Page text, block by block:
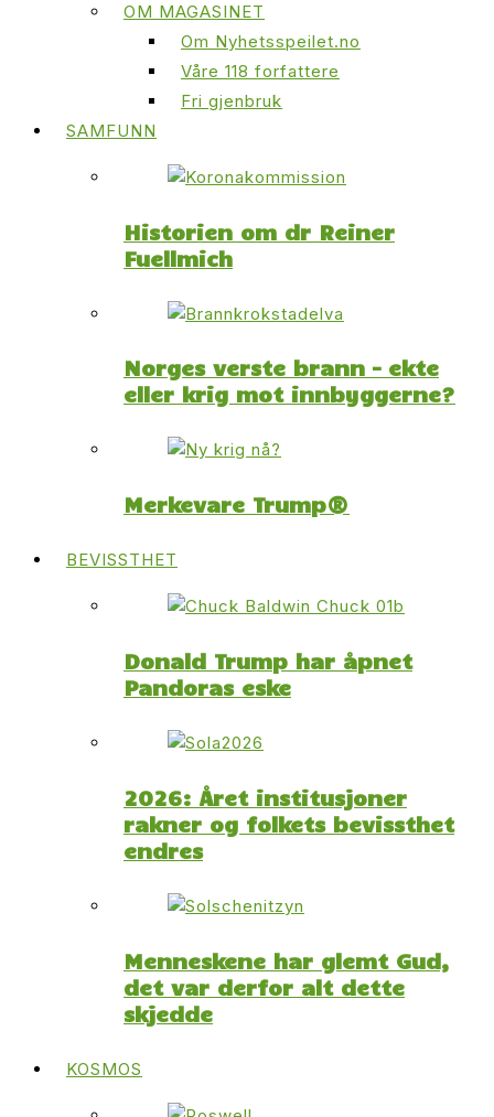
OM MAGASINET
Om Nyhetsspeilet.no
Våre 118 forfattere
Fri gjenbruk
SAMFUNN
Historien om dr Reiner
Fuellmich
Norges verste brann – ekte
eller krig mot innbyggerne?
Merkevare Trump®
BEVISSTHET
Donald Trump har åpnet
Pandoras eske
2026: Året institusjoner
rakner og folkets bevissthet
endres
Menneskene har glemt Gud,
det var derfor alt dette
skjedde
KOSMOS